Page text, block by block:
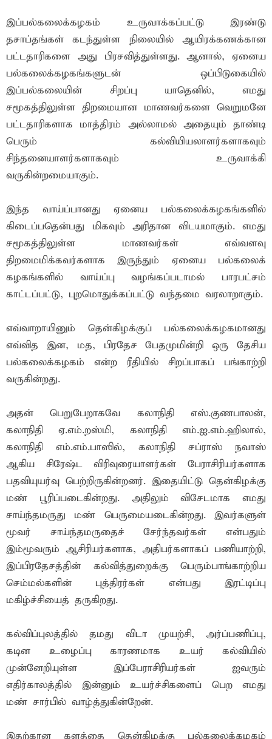
இப்பல்கலைக்கழகம் உருவாக்கப்பட்டு இரண்டு
தசாப்தங்கள் கடந்துள்ள நிலையில் ஆயிரக்கணக்கான
பட்டதாரிகளை அது பிரசவித்துள்ளது. ஆனால், ஏனைய
பல்கலைக்கழகங்களுடன் ஒப்பிடுகையில்
இப்பல்கலையின் சிறப்பு யாதெனில், எமது
சமூகத்திலுள்ள திறமையான மாணவர்களை வெறுமனே
பட்டதாரிகளாக மாத்திரம் அல்லாமல் அதையும் தாண்டி
பெரும் கல்வியியலாளர்களாகவும்
சிந்தனையாளர்களாகவும் உருவாக்கி
வருகின்றமையாகும்.
இந்த வாய்ப்பானது ஏனைய பல்கலைக்கழகங்களில்
கிடைப்பதென்பது மிகவும் அரிதான விடயமாகும். எமது
சமூகத்திலுள்ள மாணவர்கள் எவ்வளவு
திறமைமிக்கவர்களாக இருந்தும் ஏனைய பல்கலைக்
கழகங்களில் வாய்ப்பு வழங்கப்படாமல் பாரபட்சம்
காட்டப்பட்டு, புறமொதுக்கப்பட்டு வந்தமை வரலாறாகும்.
எவ்வாறாயினும் தென்கிழக்குப் பல்கலைக்கழகமானது
எவ்வித இன, மத, பிரதேச பேதமுமின்றி ஒரு தேசிய
பல்கலைக்கழகம் என்ற ரீதியில் சிறப்பாகப் பங்காற்றி
வருகின்றது.
அதன் பெறுபேறாகவே கலாநிதி எஸ்.குணபாலன்,
கலாநிதி ஏ.எம்.றஸ்மி, கலாநிதி எம்.ஐ.எம்.ஹிலால்,
கலாநிதி எம்.எம்.பாஸில், கலாநிதி சப்ராஸ் நவாஸ்
ஆகிய சிரேஷ்ட விரிவுரையாளர்கள் பேராசிரியர்களாக
பதவியுயர்வு பெற்றிருகின்றனர். இதையிட்டு தென்கிழக்கு
மண் பூரிப்படைகின்றது. அதிலும் விசேடமாக எமது
சாய்ந்தமருது மண் பெருமையடைகின்றது. இவர்களுள்
மூவர் சாய்ந்தமருதைச் சேர்ந்தவர்கள் என்பதும்
இம்மூவரும் ஆசிரியர்களாக, அதிபர்களாகப் பணியாற்றி,
இப்பிரதேசத்தின் கல்வித்துறைக்கு பெரும்பாங்காற்றிய
செம்மல்களின் புத்திரர்கள் என்பது இரட்டிப்பு
மகிழ்ச்சியைத் தருகிறது.
கல்விப்புலத்தில் தமது விடா முயற்சி, அர்ப்பணிப்பு,
கடின உழைப்பு காரணமாக உயர் கல்வியில்
முன்னேறியுள்ள இப்பேராசிரியர்கள் ஐவரும்
எதிர்காலத்தில் இன்னும் உயர்ச்சிகளைப் பெற எமது
மண் சார்பில் வாழ்த்துகின்றேன்.